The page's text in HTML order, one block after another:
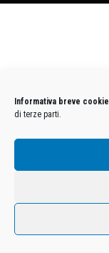
Informativa breve cookie
di terze parti.